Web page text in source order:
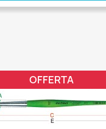
OFFERTA